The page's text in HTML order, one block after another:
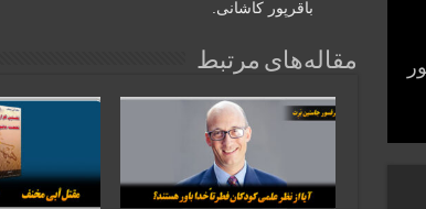
باقر‌پور کاشانی.
مقاله‌های مرتبط